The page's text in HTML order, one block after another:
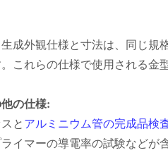
成外観仕様と寸法は、同じ規
これらの仕様で使用される金
の仕様:
とアルミニウム管の完成品検
イマーの導電率の試験などが